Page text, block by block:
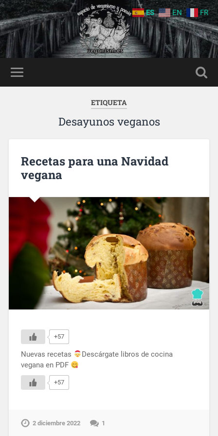
ETIQUETA
Desayunos veganos
Recetas para una Navidad
vegana
+57
Nuevas recetas
Descárgate libros de cocina
vegana en PDF
+57
2 diciembre 2022 1
ES EN FR